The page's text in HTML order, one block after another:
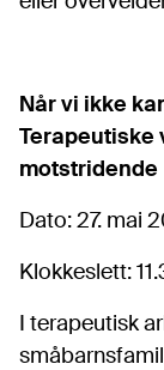
Når vi ikke
Terapeutiske
motstridende
Dato: 27. mai
Klokkeslett:
I terapeutisk